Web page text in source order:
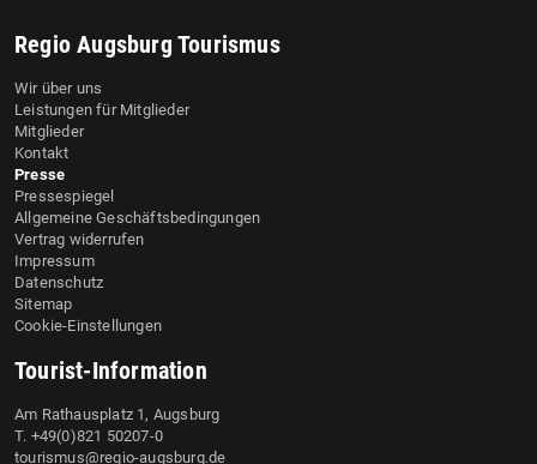
Regio Augsburg Tourismus
Wir über uns
Leistungen für Mitglieder
Mitglieder
Kontakt
Presse
Pressespiegel
Allgemeine Geschäftsbedingungen
Vertrag widerrufen
Impressum
Datenschutz
Sitemap
Cookie-Einstellungen
Tourist-Information
Am Rathausplatz 1, Augsburg
T. +49(0)821 50207-0
tourismus@regio-augsburg.de